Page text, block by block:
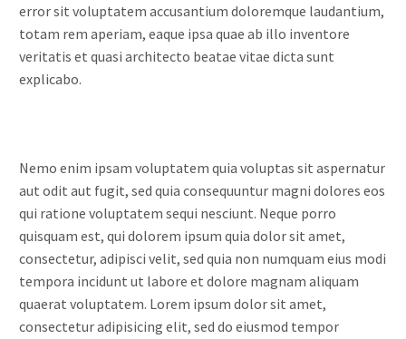
error sit voluptatem accusantium doloremque laudantium,
totam rem aperiam, eaque ipsa quae ab illo inventore
veritatis et quasi architecto beatae vitae dicta sunt
explicabo.
Nemo enim ipsam voluptatem quia voluptas sit aspernatur
aut odit aut fugit, sed quia consequuntur magni dolores eos
qui ratione voluptatem sequi nesciunt. Neque porro
quisquam est, qui dolorem ipsum quia dolor sit amet,
consectetur, adipisci velit, sed quia non numquam eius modi
tempora incidunt ut labore et dolore magnam aliquam
quaerat voluptatem. Lorem ipsum dolor sit amet,
consectetur adipisicing elit, sed do eiusmod tempor